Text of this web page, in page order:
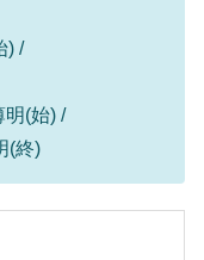
) /
(始) /
(終)